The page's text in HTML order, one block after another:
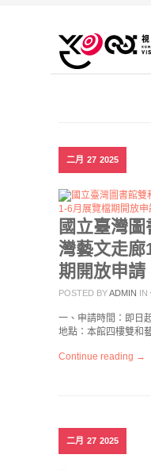
二月 27 2025
國立臺灣
灣藝文走廊
期開放申請
POSTED BYADMIN IN
一、申請時間：即
地點：本館四樓雙和
Continue reading →
二月 27 2025